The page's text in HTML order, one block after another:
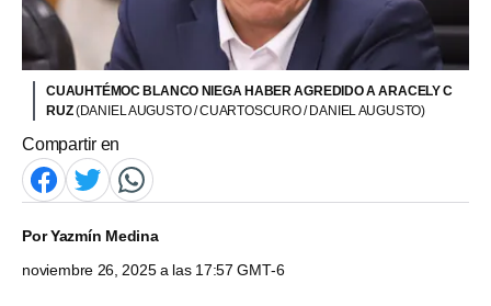
CUAUHTÉMOC BLANCO NIEGA HABER AGREDIDO A ARACELY C
RUZ(DANIEL AUGUSTO / CUARTOSCURO / DANIEL AUGUSTO)
Compartir en
PorYazmín Medina
noviembre 26, 2025 a las 17:57 GMT-6